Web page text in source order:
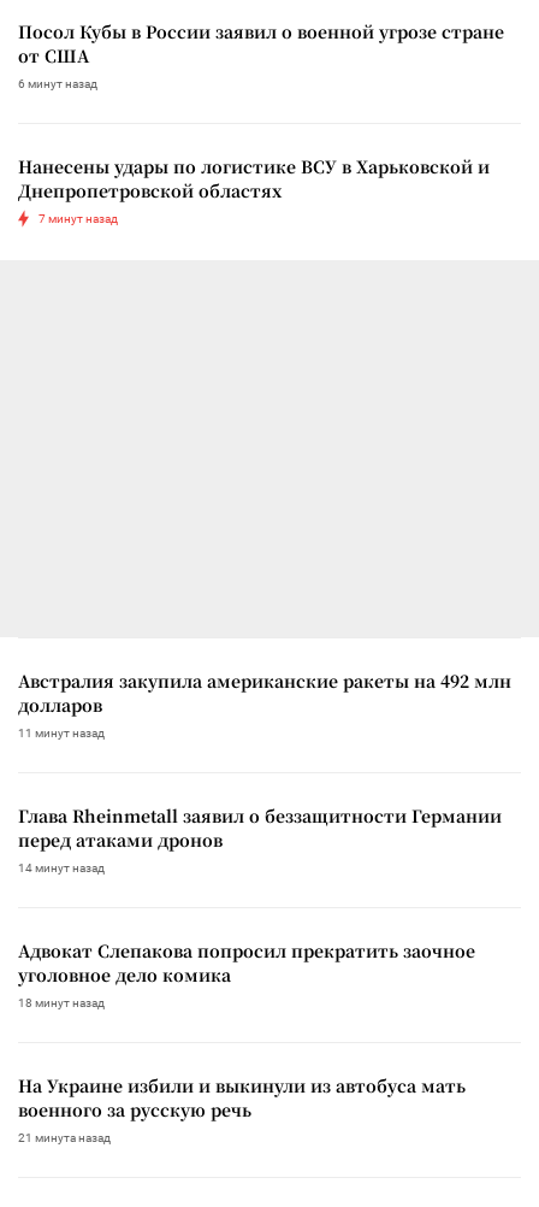
Посол Кубы в России заявил о военной угрозе стране
от США
6 минут назад
Нанесены удары по логистике ВСУ в Харьковской и
Днепропетровской областях
7 минут назад
Австралия закупила американские ракеты на 492 млн
долларов
11 минут назад
Глава Rheinmetall заявил о беззащитности Германии
перед атаками дронов
14 минут назад
Адвокат Слепакова попросил прекратить заочное
уголовное дело комика
18 минут назад
На Украине избили и выкинули из автобуса мать
военного за русскую речь
21 минута назад